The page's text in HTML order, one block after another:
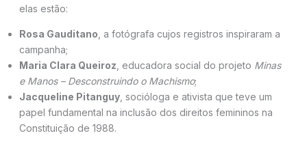
elas estão:
Rosa Gauditano , a fotógrafa cujos registros inspiraram a
campanha;
Maria Clara Queiroz , educadora social do projeto Minas
e Manos – Desconstruindo o Machismo;
Jacqueline Pitanguy, socióloga e ativista que teve um
papel fundamental na inclusão dos direitos femininos na
Constituição de 1988.